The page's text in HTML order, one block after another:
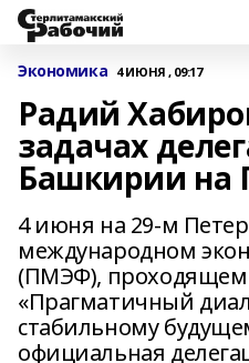
Экономика 4 ИЮНЯ , 09:17
Радий
задачах
Башкирии на
4 июня на 29-м
международном
(ПМЭФ), проходящем
«Прагматичный
стабильному
официальная